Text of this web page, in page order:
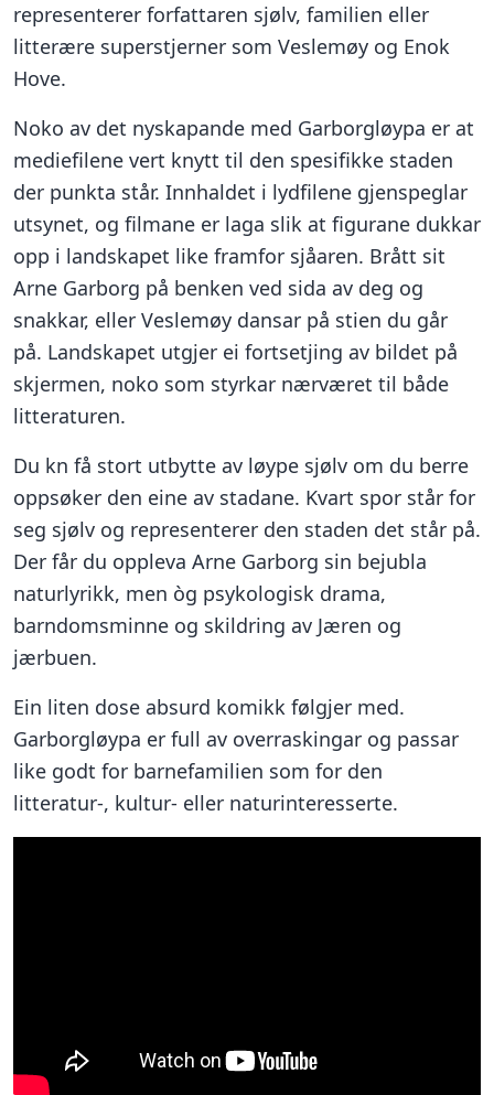
representerer forfattaren sjølv, familien eller
litterære superstjerner som Veslemøy og Enok
Hove.
Noko av det nyskapande med Garborgløypa er at
mediefilene vert knytt til den spesifikke staden
der punkta står. Innhaldet i lydfilene gjenspeglar
utsynet, og filmane er laga slik at figurane dukkar
opp i landskapet like framfor sjåaren. Brått sit
Arne Garborg på benken ved sida av deg og
snakkar, eller Veslemøy dansar på stien du går
på. Landskapet utgjer ei fortsetjing av bildet på
skjermen, noko som styrkar nærværet til både
litteraturen.
Du kn få stort utbytte av løype sjølv om du berre
oppsøker den eine av stadane. Kvart spor står for
seg sjølv og representerer den staden det står på.
Der får du oppleva Arne Garborg sin bejubla
naturlyrikk, men òg psykologisk drama,
barndomsminne og skildring av Jæren og
jærbuen.
Ein liten dose absurd komikk følgjer med.
Garborgløypa er full av overraskingar og passar
like godt for barnefamilien som for den
litteratur-, kultur- eller naturinteresserte.